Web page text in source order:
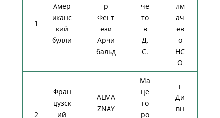
1
Амер
иканс
кий
булли
р
Фент
ези
Арчи
бальд
че
то
в
Д.
С.
лм
ач
ев
о
НС
О
2
Фран
цузск
ий
ALMA
ZNAY
Ма
це
го
ро
г
Ди
вн